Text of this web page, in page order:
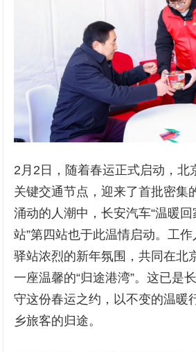
2月2日，随着春运正式启动，北
关键交通节点，迎来了首批密集
涌动的人潮中，长安汽车“温暖回
站”第四站也于此温情启动。工
驿站浓烈的新年氛围，共同在北
一座温馨的“归途港湾”。这已是
守这份春运之约，以不变的温暖
乡旅客的归途。